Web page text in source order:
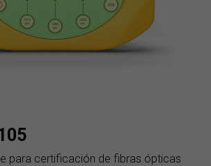
para certificación de fibras ópticas